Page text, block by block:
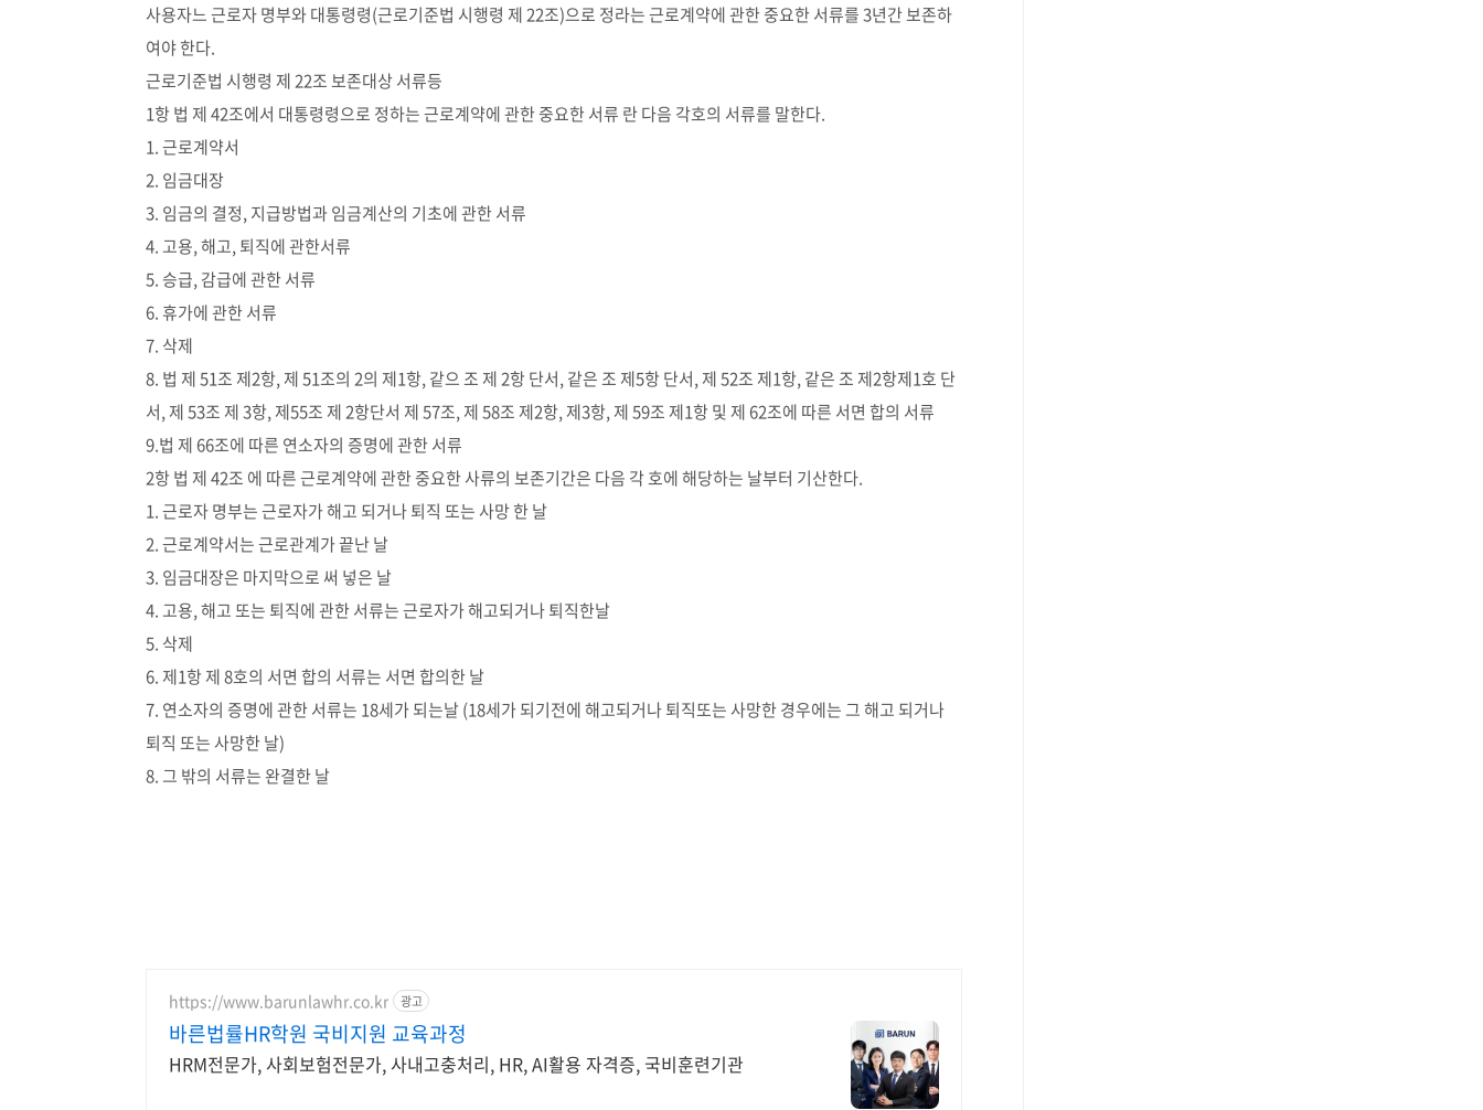
사용자느 근로자 명부와 대통령령(근로기준법 시행령 제 22조)으로 정라는 근로계약에 관한 중요한 서류를 3년간 보존하
여야 한다.
근로기준법 시행령 제 22조 보존대상 서류등
1항 법 제 42조에서 대통령령으로 정하는 근로계약에 관한 중요한 서류 란 다음 각호의 서류를 말한다.
1. 근로계약서
2. 임금대장
3. 임금의 결정, 지급방법과 임금계산의 기초에 관한 서류
4. 고용, 해고, 퇴직에 관한서류
5. 승급, 감급에 관한 서류
6. 휴가에 관한 서류
7. 삭제
8. 법 제 51조 제2항, 제 51조의 2의 제1항, 같으 조 제 2항 단서, 같은 조 제5항 단서, 제 52조 제1항, 같은 조 제2항제1호 단
서, 제 53조 제 3항, 제55조 제 2항단서 제 57조, 제 58조 제2항, 제3항, 제 59조 제1항 및 제 62조에 따른 서면 합의 서류
9.법 제 66조에 따른 연소자의 증명에 관한 서류
2항 법 제 42조 에 따른 근로계약에 관한 중요한 사류의 보존기간은 다음 각 호에 해당하는 날부터 기산한다.
1. 근로자 명부는 근로자가 해고 되거나 퇴직 또는 사망 한 날
2. 근로계약서는 근로관계가 끝난 날
3. 임금대장은 마지막으로 써 넣은 날
4. 고용, 해고 또는 퇴직에 관한 서류는 근로자가 해고되거나 퇴직한날
5. 삭제
6. 제1항 제 8호의 서면 합의 서류는 서면 합의한 날
7. 연소자의 증명에 관한 서류는 18세가 되는날 (18세가 되기전에 해고되거나 퇴직또는 사망한 경우에는 그 해고 되거나
퇴직 또는 사망한 날)
8. 그 밖의 서류는 완결한 날
https://www.barunlawhr.co.kr 광고
바른법률HR학원 국비지원 교육과정
HRM전문가, 사회보험전문가, 사내고충처리, HR, AI활용 자격증, 국비훈련기관